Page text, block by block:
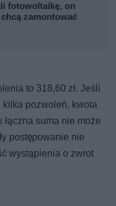
fotowoltaikę, on
zamontować
to 318,60 zł. Jeśli
pozwoleń, kwota
suma nie może
postępowanie nie
wystąpienia o zwrot